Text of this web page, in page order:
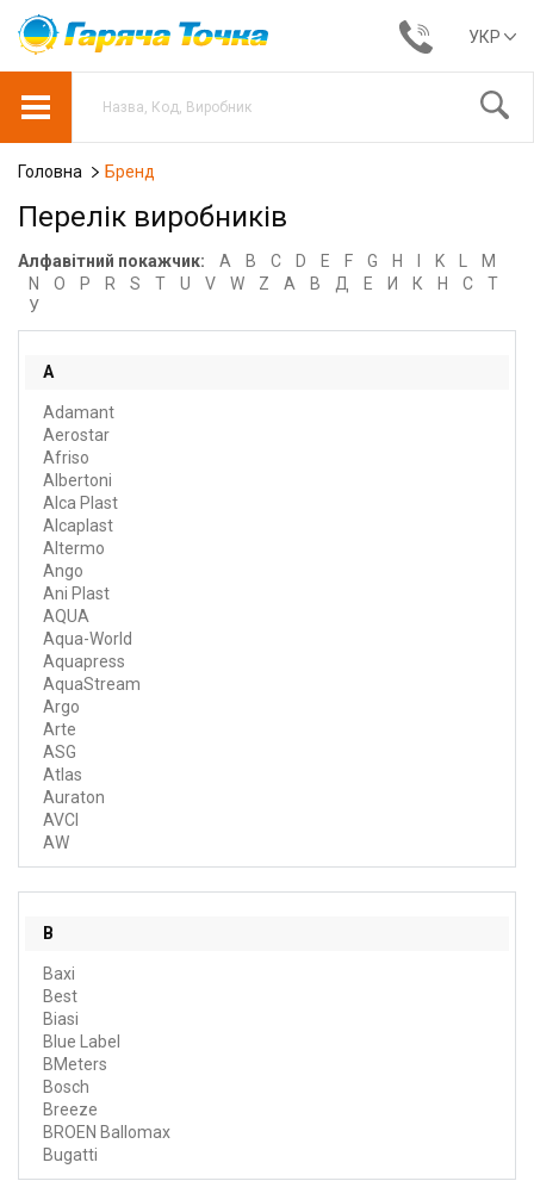
УКР
Головна Бренд
Перелік виробників
Алфавітний покажчик: A B C D E F G H K
M
N
O P R S T U V W Z А В Д Е И К Н С
Т
У
A
Adamant
Aerostar
Afriso
Albertoni
Alca Plast
Alcaplast
Altermo
Ango
Ani Plast
AQUA
Aqua-World
Aquapress
AquaStream
Argo
Arte
ASG
Atlas
Auraton
AVCI
AW
B
Baxi
Best
Biasi
Blue Label
BMeters
Bosch
Breeze
BROEN Ballomax
Bugatti